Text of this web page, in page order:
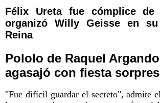
Félix Ureta fue cómplice
organizó Willy Geisse en
Reina
Pololo de Raquel
agasajó con fiesta
"Fue difícil guardar el secreto", admite